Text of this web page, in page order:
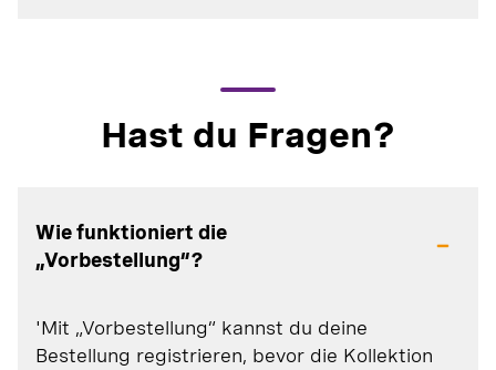
Hast du Fragen?
Wie funktioniert die
„Vorbestellung“?
'Mit „Vorbestellung“ kannst du deine
Bestellung registrieren, bevor die Kollektion